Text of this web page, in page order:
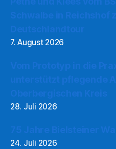
7. August 2026
28. Juli 2026
24. Juli 2026